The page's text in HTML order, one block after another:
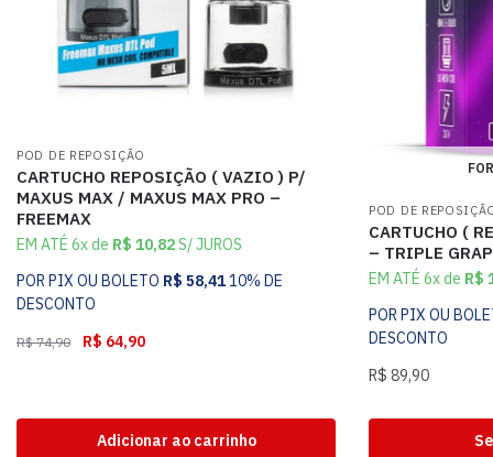
POD DE REPOSIÇÃO
CARTUCHO REPOSIÇÃO ( VAZIO ) P/
MAXUS MAX / MAXUS MAX PRO –
FREEMAX
EM ATÉ 6x de R$ 10,82S/ JUROS
POR PIX OU BOLETO R$ 58,4110% DE
DESCONTO
R$74,90 R$ 64,90
Adicionar ao carrinho
POD DE
CARTUCHO (
– TRIPLE
EM ATÉ 6x de R$
POR PIX OU
DESCONTO
R$ 89,90